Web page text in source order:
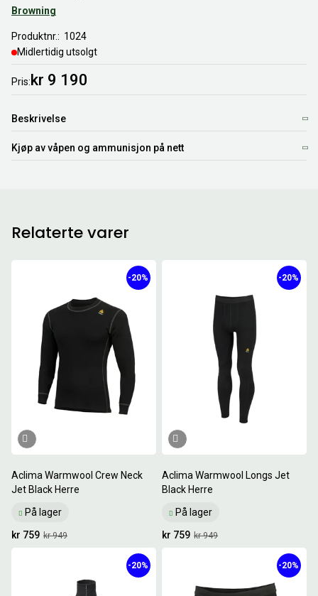
Browning
Produktnr.
1024
Midlertidig utsolgt
Pris kr 9 190
Beskrivelse
Kjøp av våpen og ammunisjon på nett
Relaterte varer
Aclima Warmwool Crew Neck
Jet Black Herre
På lager
-20%
kr 949
kr 759
Aclima Warmwool Longs Jet
Black Herre
På lager
-20%
kr 949
kr 759
-20% -20%